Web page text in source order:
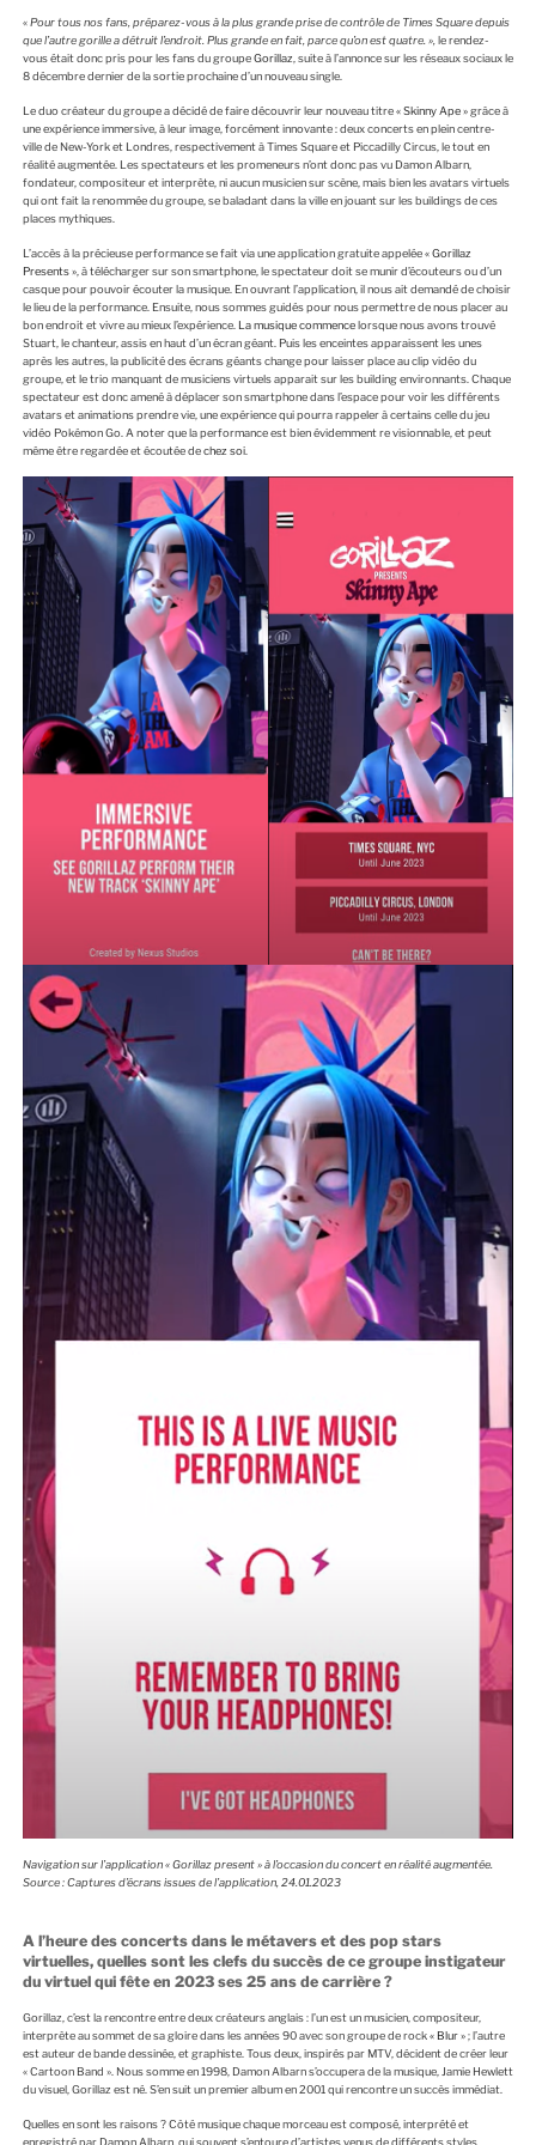
«Pour tous nos fans, préparez-vous à la plus grande prise de contrôle de Times Square depuis
que l’autre gorille a détruit l’endroit. Plus grande en fait, parce qu’on est quatre. », le rendez-
vous était donc pris pour les fans du groupeGorillaz , suite à l’annonce sur les réseaux sociaux le
8 décembre dernier de la sortie prochaine d’un nouveau single.
Le duo créateur du groupe a décidé de faire découvrir leur nouveau titre« Skinny Ape »grâce à
une expérience immersive, à leur image, forcément innovante : deux concerts en plein centre-
ville de New-York et Londres, respectivement à Times Square et Piccadilly Circus, le tout en
réalité augmentée. Les spectateurs et les promeneurs n’ont donc pas vu Damon Albarn,
fondateur, compositeur et interprète, ni aucun musicien sur scène, mais bien les avatars virtuels
qui ont fait la renommée du groupe, se baladant dans la ville en jouant sur les buildings de ces
places mythiques.
L’accès à la précieuse performance se fait via une application gratuite appelée« Gorillaz
Presents », à télécharger sur son smartphone, le spectateur doit se munir d’écouteurs ou d’un
casque pour pouvoir écouter la musique. En ouvrant l’application, il nous ait demandé de choisir
le lieu de la performance. Ensuite, nous sommes guidés pour nous permettre de nous placer au
bon endroit et vivre au mieux l’expérience. La musique commencelorsque nous avons trouvé
Stuart, le chanteur, assis en haut d’un écran géant. Puis les enceintes apparaissent les unes
après les autres, la publicité des écrans géants change pour laisser place au clip vidéo du
groupe, et le trio manquant de musiciens virtuels apparait sur les building environnants. Chaque
spectateur est donc amené à déplacer son smartphone dans l’espace pour voir les différents
avatars et animations prendre vie, une expérience qui pourra rappeler à certains celle du jeu
vidéo Pokémon Go. A noter que la performance est bien évidemment re visionnable, et peut
même être regardée et écoutée dechez soi.
Navigation sur l’application « Gorillaz present » à l’occasion du concert en réalité augmentée.
Source : Captures d’écrans issues de l’application, 24.01.2023
A l’heure des concerts dans le métavers et des pop stars
virtuelles, quelles sont les clefs du succès de ce groupe instigateur
du virtuel qui fête en 2023 ses 25 ans de carrière ?
Gorillaz, c’est la rencontre entre deux créateurs anglais : l’un est un musicien, compositeur,
interprète au sommet de sa gloire dans les années 90 avec son groupe de rock« Blur »; l’autre
est auteur de bande dessinée, et graphiste. Tous deux, inspirés par MTV, décident de créer leur
« Cartoon Band ». Nous somme en 1998, Damon Albarn s’occupera de la musique, Jamie Hewlett
du visuel, Gorillaz est né. S’en suit un premier album en 2001 qui rencontre un succès immédiat.
Quelles en sont les raisons ? Côté musique chaque morceau est composé, interprété et